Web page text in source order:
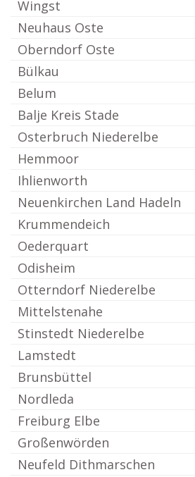
Wingst
Neuhaus Oste
Oberndorf Oste
Bülkau
Belum
Balje Kreis Stade
Osterbruch Niederelbe
Hemmoor
Ihlienworth
Neuenkirchen Land Hadeln
Krummendeich
Oederquart
Odisheim
Otterndorf Niederelbe
Mittelstenahe
Stinstedt Niederelbe
Lamstedt
Brunsbüttel
Nordleda
Freiburg Elbe
Großenwörden
Neufeld Dithmarschen